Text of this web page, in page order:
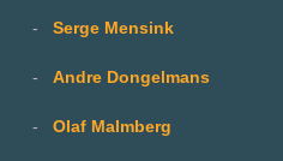
- Serge Mensink
- Andre Dongelmans
- Olaf Malmberg